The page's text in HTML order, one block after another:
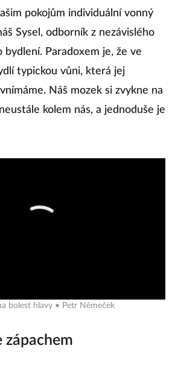
pokojům individuální vonný
Sysel, odborník z nezávislého
bydlení. Paradoxem je, že ve
typickou vůni, která jej
Náš mozek si zvykne na
kolem nás, a jednoduše je
bolest hlavy • Petr Němeček
zápachem